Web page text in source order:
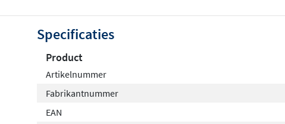
Specificaties
Product
Artikelnummer
Fabrikantnummer
EAN